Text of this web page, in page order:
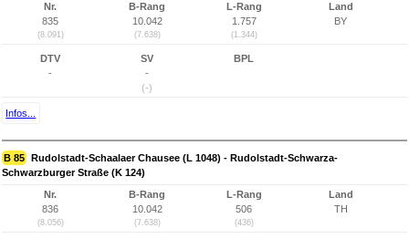
Nr.
835
(8.091)
B-Rang
10.042
(7.638)
L-Rang
1.757
(1.344)
Land
BY
DTV
-
SV
-
(-)
BPL
Infos...
B 85 Rudolstadt-Schaalaer Chausee (L 1048) - Rudolstadt-Schwarza-
Schwarzburger Straße (K 124)
Nr.
836
(8.056)
B-Rang
10.042
(7.638)
L-Rang
506
(436)
Land
TH